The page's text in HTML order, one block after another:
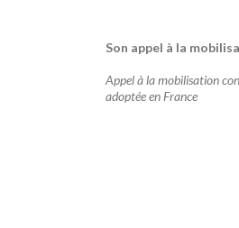
Son appel à la
Appel à la mobilisation
adoptée en France